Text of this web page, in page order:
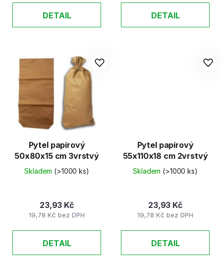
DETAIL DETAIL
Pytel papírový
50x80x15 cm 3vrstvý
Skladem (>1000 ks)
19,78 Kč bez DPH
23,93 Kč
DETAIL
Pytel papírový
55x110x18 cm 2vrstvý
Skladem (>1000 ks)
19,78 Kč bez DPH
23,93 Kč
DETAIL